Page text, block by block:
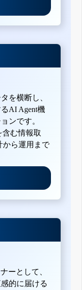
を横断し、
AI Agent機
ンです。
む情報取
から運用まで
ーとして、
的に届ける